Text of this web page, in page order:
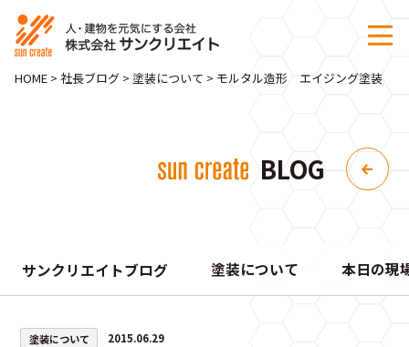
HOME> 社長ブログ> 塗装について > モルタル造形 エイジング塗装
BLOG
サンクリエイトブログ 塗装について 本日の現
塗装について 2015.06.29